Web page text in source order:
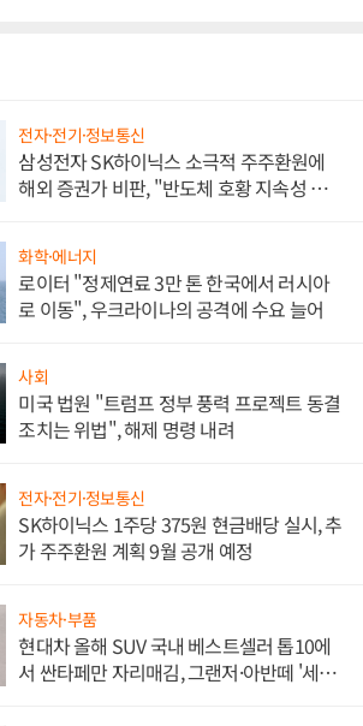
전자·전기·정보통신
삼성전자 SK하이닉스 소극적 주주환원에
해외 증권가 비판, "반도체 호황 지속성 의
화학·에너지
로이터 "정제연료 3만 톤 한국에서 러시아
로 이동", 우크라이나의 공격에 수요 늘어
사회
미국 법원 "트럼프 정부 풍력 프로젝트 동결
조치는 위법", 해제 명령 내려
전자·전기·정보통신
SK하이닉스 1주당 375원 현금배당 실시, 추
가 주주환원 계획 9월 공개 예정
자동차·부품
현대차 올해 SUV 국내 베스트셀러 톱10에
서 싼타페만 자리매김, 그랜저·아반떼 '세단